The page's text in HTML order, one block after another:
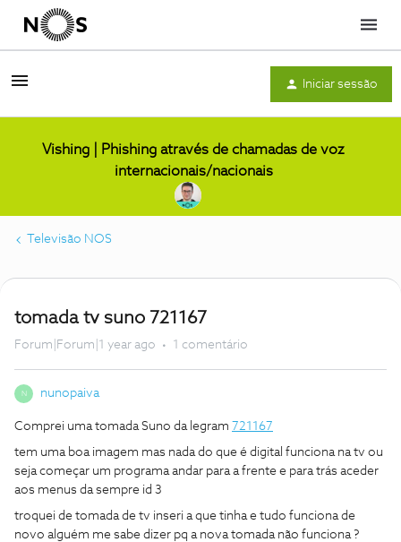
Menu
Iniciar sessão
Vishing | Phishing através de chamadas de voz
internacionais/nacionais
Televisão NOS
tomada tv suno 721167
Forum|Forum|1 year ago 1 comentário
N nunopaiva
Comprei uma tomada Suno da legram 721167
tem uma boa imagem mas nada do que é digital funciona na tv ou
seja começar um programa andar para a frente e para trás aceder
aos menus da sempre id 3
troquei de tomada de tv inseri a que tinha e tudo funciona de
novo alguém me sabe dizer pq a nova tomada não funciona ?